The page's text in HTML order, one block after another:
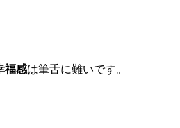
福感は筆舌に難いです。